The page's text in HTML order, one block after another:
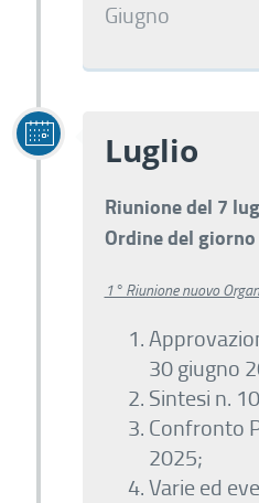
Giugno
Luglio
Riunione del 7
Ordine del giorno
1° Riunione nuovo
30 giugno
Sintesi n.
Confronto
2025;
Varie ed